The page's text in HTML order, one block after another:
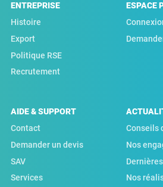
ENTREPRISE
Histoire
Export
Politique RSE
Recrutement
ESPACE
AIDE & SUPPORT
Contact
Demander un devis
SAV
Services
Conseils
Nos
Nos